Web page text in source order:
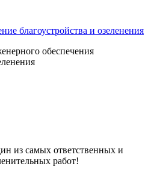
благоустройства и озеленения
обеспечения
из самых ответственных и
работ!